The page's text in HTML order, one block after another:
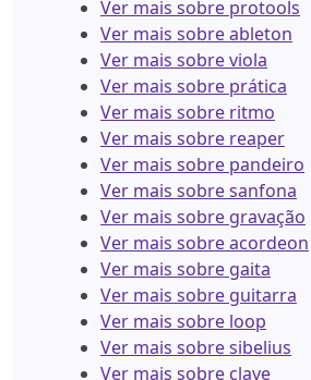
Ver mais sobre protools
Ver mais sobre ableton
Ver mais sobre viola
Ver mais sobre prática
Ver mais sobre ritmo
Ver mais sobre reaper
Ver mais sobre pandeiro
Ver mais sobre sanfona
Ver mais sobre gravação
Ver mais sobre acordeon
Ver mais sobre gaita
Ver mais sobre guitarra
Ver mais sobre loop
Ver mais sobre sibelius
Ver mais sobre clave